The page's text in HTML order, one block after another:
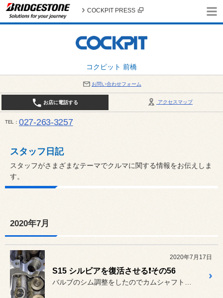
コクピット 前橋
COCKPIT PRESS
お問い合わせフォーム
アクセスマップ
お店に電話する
TEL 027-263-3257
スタッフ日記
スタッフがさまざまなテーマでクルマに関する情報をお伝えしま
す。
2020年7月
2020年7月17日
S15 シルビアを復活させる❗その56